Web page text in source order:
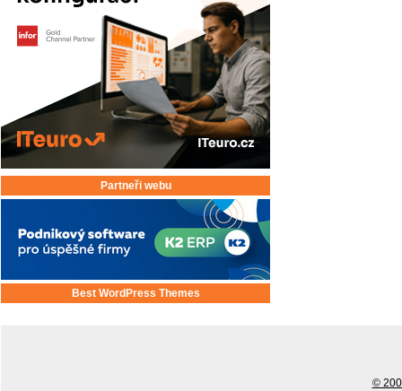
Partneři webu
Best WordPress Themes
©